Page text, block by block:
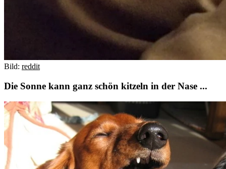
Bild: reddit
Die Sonne kann ganz schön kitzeln in der Nase ...